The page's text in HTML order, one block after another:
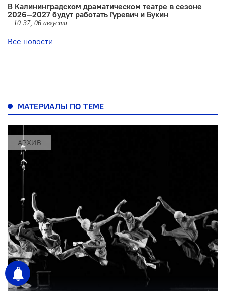
В Калининградском драматическом театре в сезоне
2026—2027 будут работать Гуревич и Букин
10:37, 06 августа
Все новости
МАТЕРИАЛЫ ПО ТЕМЕ
АРХИВ